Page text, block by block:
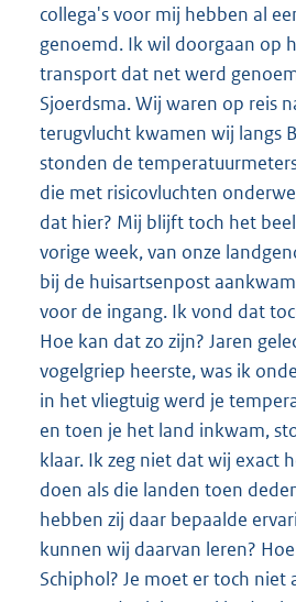
collega's voor mij hebben al
genoemd. Ik wil doorgaan op
transport dat net werd
Sjoerdsma. Wij waren op reis
terugvlucht kwamen wij langs
stonden de
die met risicovluchten
dat hier? Mij blijft toch het
vorige week, van onze
bij de huisartsenpost
voor de ingang. Ik vond dat
Hoe kan dat zo zijn? Jaren
vogelgriep heerste, was ik
in het vliegtuig werd je
en toen je het land inkwam,
klaar. Ik zeg niet dat wij exact
doen als die landen toen
hebben zij daar bepaalde
kunnen wij daarvan leren?
Schiphol? Je moet er toch niet